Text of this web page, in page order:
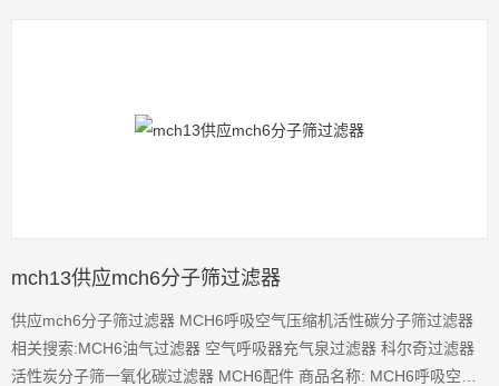
mch13供应mch6分子筛过滤器
供应mch6分子筛过滤器 MCH6呼吸空气压缩机活性碳分子筛过滤器
相关搜索:MCH6油气过滤器 空气呼吸器充气泉过滤器 科尔奇过滤器
活性炭分子筛一氧化碳过滤器 MCH6配件 商品名称: MCH6呼吸空气